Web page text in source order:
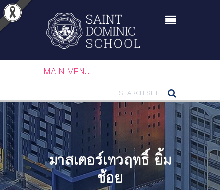
MAIN MENU
มาสเตอร์เทวฤทธิ์ ยิ้ม
ช้อย